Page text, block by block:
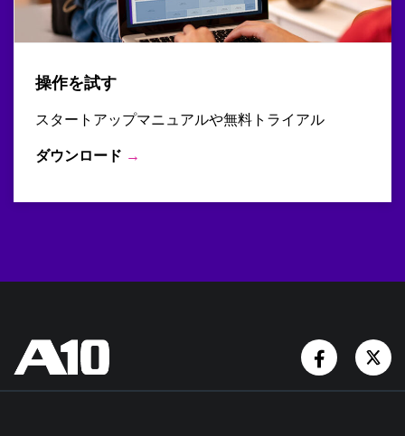
操作を試す
スタートアップマニュアルや無料トライアル
ダウンロード →